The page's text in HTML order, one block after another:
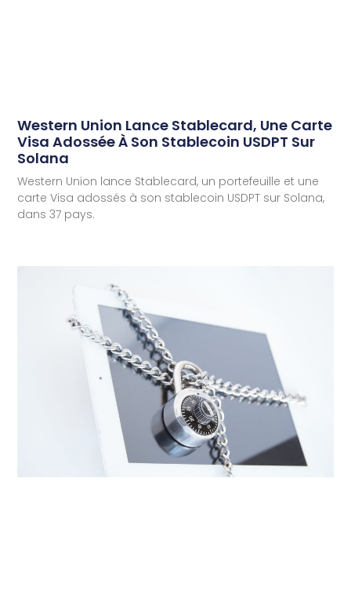
Western Union Lance Stablecard, Une Carte
Visa Adossée À Son Stablecoin USDPT Sur
Solana
Western Union lance Stablecard, un portefeuille et une
carte Visa adossés à son stablecoin USDPT sur Solana,
dans 37 pays.